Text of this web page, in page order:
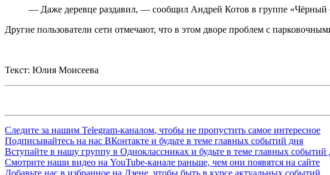
— Даже деревце раздавил, — сообщил Андрей Котов в группе «Чёрный
Другие пользователи сети отмечают, что в этом дворе проблем с
Текст: Юлия Моисеева
Следите за нашим Telegram-каналом, чтобы не пропустить самое интересное
Подписывайтесь на нас ВКонтакте и будьте в теме главных событий дня
Вступайте в нашу группу в Одноклассниках и будьте в теме главных событий
Смотрите наши видео на YouTube-канале раньше, чем они появятся на сайте
Добавьте нас в избранное на Дзене, чтобы быть в курсе актуальных событий